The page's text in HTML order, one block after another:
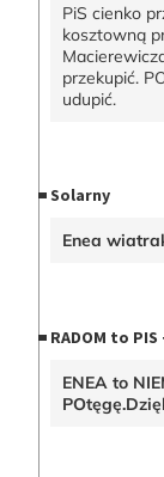
PiS cienko
kosztowną
przekupić.
udupić.
Solarny
Enea
RADOM to PIS
ENEA to